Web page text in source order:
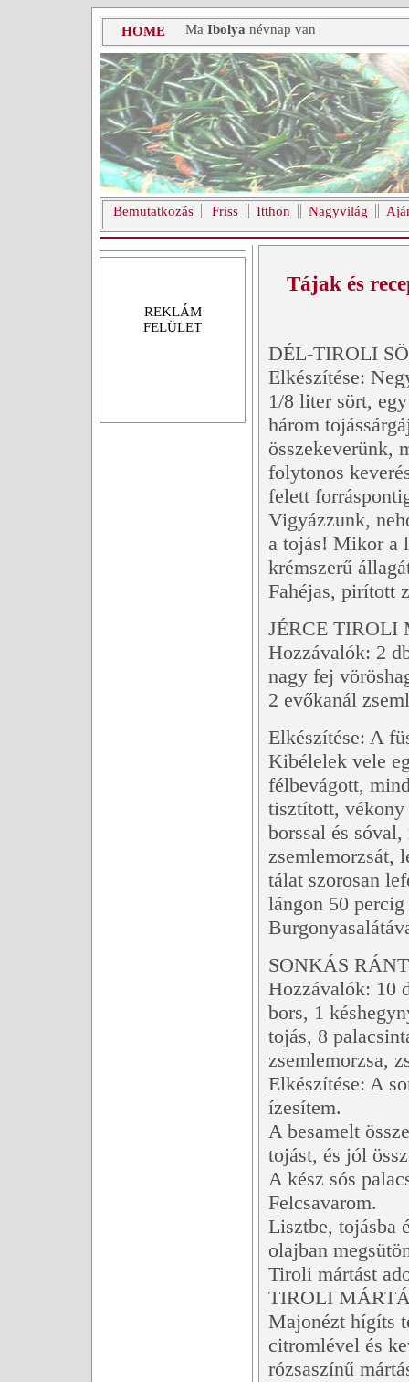
HOME Ma Ibolya névnap van
Bemutatkozás Friss Itthon Nagyvilág
REKLÁM
FELÜLET
Tájak és
DÉL-TIROLI
Elkészítése:
1/8 liter sört,
három
összekeverünk,
folytonos
felett
Vigyázzunk,
a tojás! Mikor a
krémszerű
Fahéjas, pirított
JÉRCE TIROLI
Hozzávalók: 2
nagy fej
2 evőkanál
Elkészítése: A
Kibélelek vele
félbevágott,
tisztított, vékony
borssal és
zsemlemorzsát,
tálat szorosan
lángon 50
SONKÁS
Hozzávalók: 10
bors, 1
tojás, 8
zsemlemorzsa,
Elkészítése: A
ízesítem.
A besamelt
tojást, és jól
A kész sós
Felcsavarom.
Lisztbe, tojásba
olajban
Tiroli mártást
TIROLI
Majonézt hígíts
citromlével és
rózsaszínű